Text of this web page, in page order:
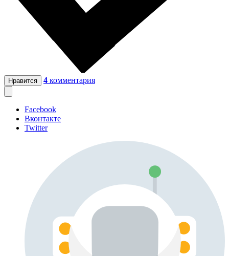
Нравится 4 комментария
Facebook
Вконтакте
Twitter